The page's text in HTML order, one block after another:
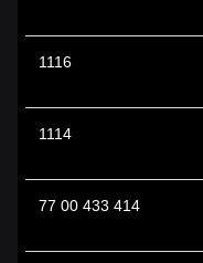
1116
1114
77 00 433 414